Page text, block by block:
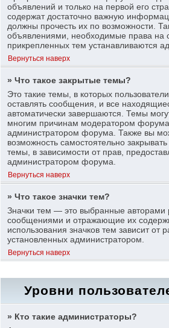
объявлений и только на первой его
содержат достаточно важную
должны прочесть их по возможности.
объявлениями, необходимые права на
прикрепленных тем устанавливаются
Вернуться наверх
» Что такое закрытые темы?
Это такие темы, в которых
оставлять сообщения, и все
автоматически завершаются. Темы
многим причинам модератором
администратором форума. Также вы
возможность самостоятельно
темы, в зависимости от прав,
администратором форума.
Вернуться наверх
» Что такое значки тем?
Значки тем — это выбранные авторами
сообщениями и отражающие их
использования значков тем зависит от
установленных администратором.
Вернуться наверх
Уровни
» Кто такие администраторы?